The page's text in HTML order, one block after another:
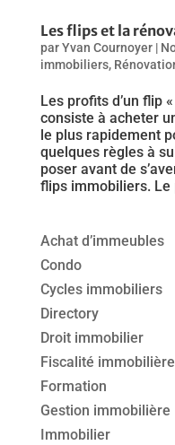
Les flips et la
parYvan Cournoyer|
immobiliers,
Les profits d’un flip
consiste à acheter
le plus rapidement
quelques règles à
poser avant de
flips immobiliers. Le
Achat d’immeubles
Condo
Cycles immobiliers
Directory
Droit immobilier
Fiscalité immobilière
Formation
Gestion immobilière
Immobilier